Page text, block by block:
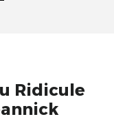
Ridicule